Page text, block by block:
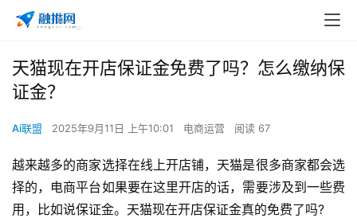
天猫现在开店保证金免费了吗？怎么缴纳保
证金？
Ai联盟 2025年9月11日 上午10:01 电商运营 阅读 67
越来越多的商家选择在线上开店铺，天猫是很多商家都会选
择的，电商平台如果要在这里开店的话，需要涉及到一些费
用，比如说保证金。天猫现在开店保证金真的免费了吗?